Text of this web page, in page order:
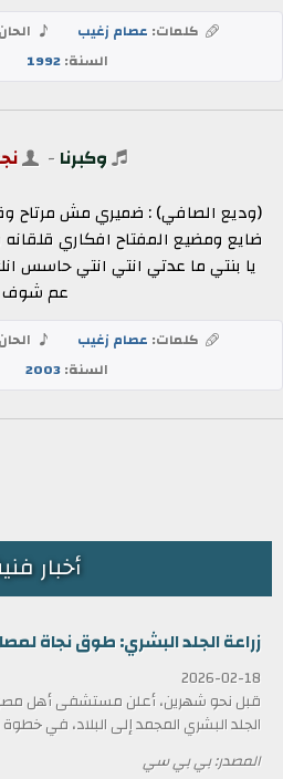
كلمات: عصام زغيب
السنة:1992
وكبرنا -
(وديع الصافي) : ضميري مش مرتاح
ضايع ومضيع المفتاح افكاري
يا بنتي ما عدتي انتي انتي حاسس
عم شوف
كلمات: عصام زغيب
السنة:2003
أخبار
زراعة الجلد البشري: طوق نجاة
2026-02-18
قبل نحو شهرين، أعلن مستشفى أهل
الجلد البشري المجمد إلى البلاد، في
المصدر: بي بي سي